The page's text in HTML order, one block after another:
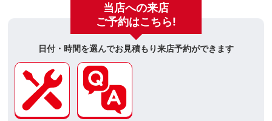
当店への来店
ご予約はこちら!
日付・時間を選んでお見積もり来店予約ができます